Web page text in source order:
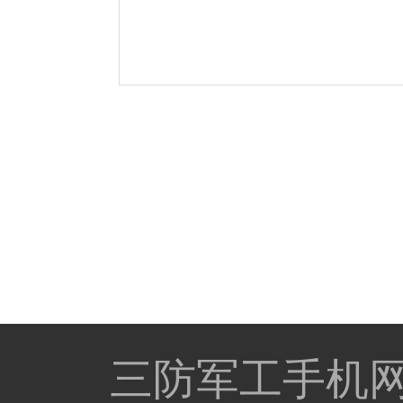
三防军工手机